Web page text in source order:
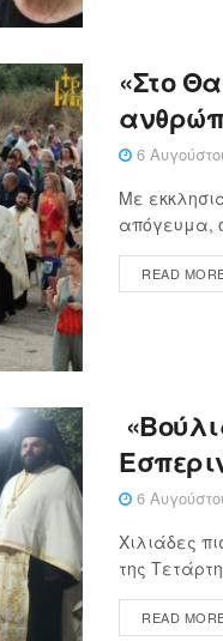
«Στο
6
Με
απόγευμα,
READ
6
Χιλιάδες
της
READ